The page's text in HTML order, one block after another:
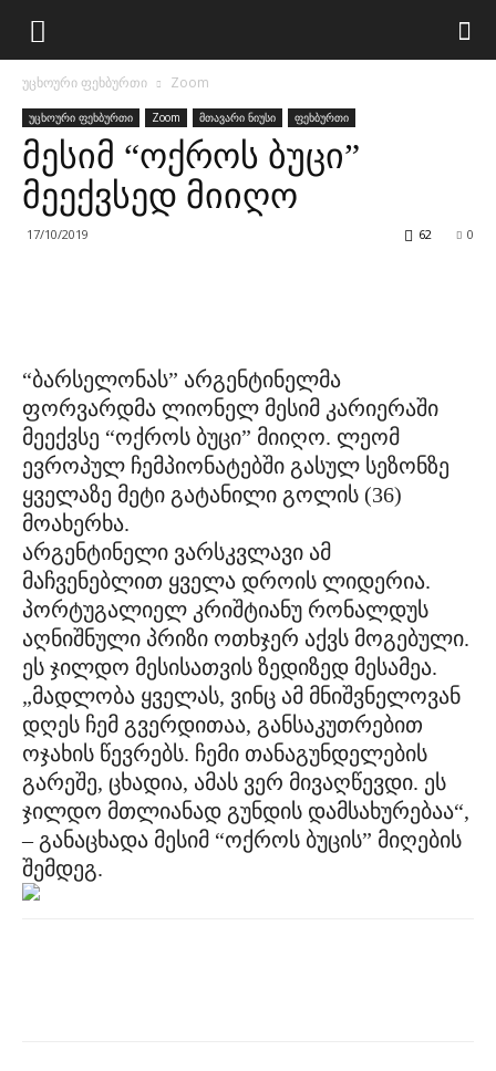
უცხოური ფეხბურთი Zoom
უცხოური ფეხბურთი Zoom მთავარი ნიუსი ფეხბურთი
მესიმ “ოქროს ბუცი”
მეექვსედ მიიღო
17/10/2019 0
62
“ბარსელონას” არგენტინელმა
ფორვარდმა ლიონელ მესიმ კარიერაში
მეექვსე “ოქროს ბუცი” მიიღო. ლეომ
ევროპულ ჩემპიონატებში გასულ სეზონზე
ყველაზე მეტი გატანილი გოლის (36)
მოახერხა.
არგენტინელი ვარსკვლავი ამ
მაჩვენებლით ყველა დროის ლიდერია.
პორტუგალიელ კრიშტიანუ რონალდუს
აღნიშნული პრიზი ოთხჯერ აქვს მოგებული.
ეს ჯილდო მესისათვის ზედიზედ მესამეა.
„მადლობა ყველას, ვინც ამ მნიშვნელოვან
დღეს ჩემ გვერდითაა, განსაკუთრებით
ოჯახის წევრებს. ჩემი თანაგუნდელების
გარეშე, ცხადია, ამას ვერ მივაღწევდი. ეს
ჯილდო მთლიანად გუნდის დამსახურებაა“,
– განაცხადა მესიმ “ოქროს ბუცის” მიღების
შემდეგ.